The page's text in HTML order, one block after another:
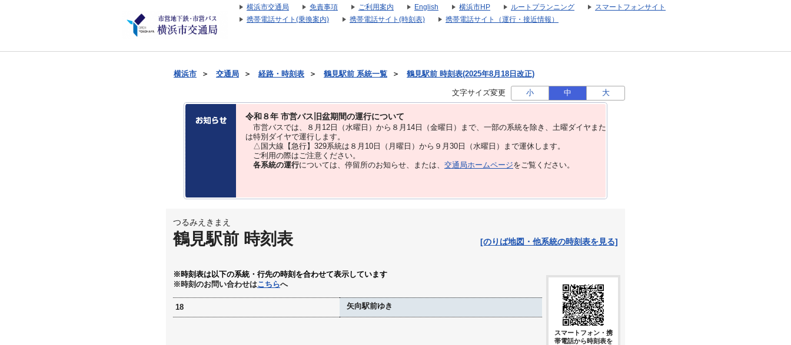
横浜市交通局 免責事項 ご利用案内 English 横浜市HP ルートプランニング
スマートフォンサイト
携帯電話サイト(乗換案内)
携帯電話サイト(時刻表) 携帯電話サイト（運行・接近情報）
横浜市 ＞ 交通局 ＞ 経路・時刻表 ＞ 鶴見駅前 系統一覧 ＞ 鶴見駅前 時刻表(2025年8月18日改正)
文字サイズ変更 小 中 大
令和８年 市営バス旧盆期間の運行について
市営バスでは、８⽉12⽇（水曜日）から８⽉14⽇（金曜日）まで、⼀部の系統を除き、⼟曜ダイヤまた
は特別ダイヤで運⾏します。
△国大線【急行】329系統は８月10日（月曜日）から９月30日（水曜日）まで運休します。
ご利用の際はご注意ください。
各系統の運行については、停留所のお知らせ、または、 交通局ホームページをご覧ください。
つるみえきまえ
鶴見駅前 時刻表 [のりば地図・他系統の時刻表を見る]
※時刻表は以下の系統・行先の時刻を合わせて表示しています
※時刻のお問い合わせはこちらへ
18 矢向駅前ゆき
スマートフォン・携
帯電話から時刻表を